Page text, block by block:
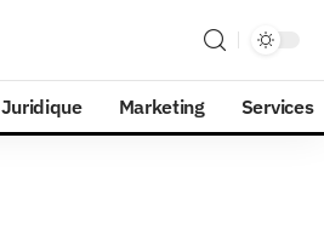
Juridique Marketing Services